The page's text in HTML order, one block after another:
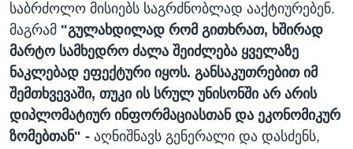
საბრძოლო მისიებს საგრძნობლად ააქტიურებენ.
მაგრამ "გულახდილად რომ გითხრათ, ხშირად
მარტო სამხედრო ძალა შეიძლება ყველაზე
ნაკლებად ეფექტური იყოს. განსაკუთრებით იმ
შემთხვევაში, თუკი ის სრულ უნისონში არ არის
დიპლომატიურ ინფორმაციასთან და ეკონომიკურ
ზომებთან" - აღნიშნავს გენერალი და დასძენს,